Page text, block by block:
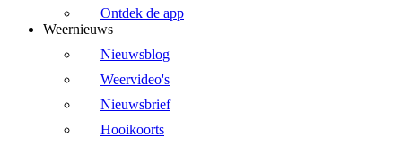
Ontdek de app
Weernieuws
Nieuwsblog
Weervideo's
Nieuwsbrief
Hooikoorts